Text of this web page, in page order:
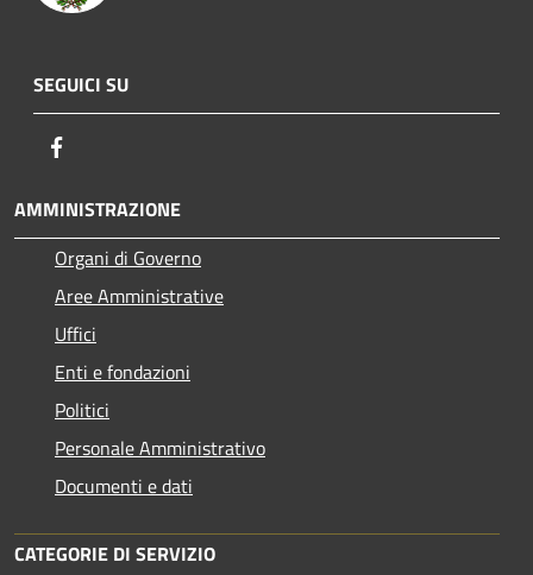
SEGUICI SU
AMMINISTRAZIONE
Organi di Governo
Aree Amministrative
Uffici
Enti e fondazioni
Politici
Personale Amministrativo
Documenti e dati
CATEGORIE DI SERVIZIO